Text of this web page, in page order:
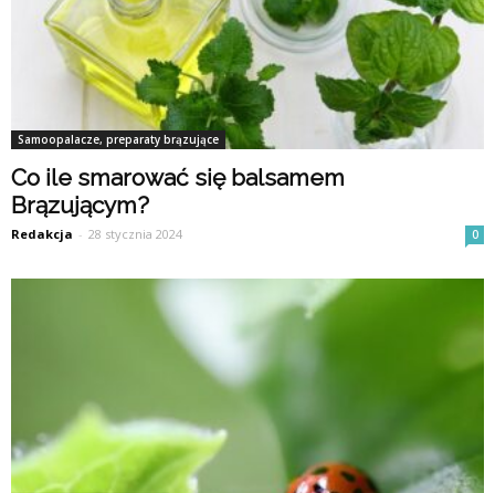
Samoopalacze, preparaty brązujące
Co ile smarować się balsamem
Brązującym?
Redakcja - 28 stycznia 2024 0